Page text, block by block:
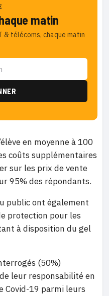
matin
télécoms, chaque matin
en moyenne à 100
coûts supplémentaires
sur les prix de vente
95% des répondants.
public ont également
protection pour les
à disposition du gel
(50%)
leur responsabilité en
Covid-19 parmi leurs